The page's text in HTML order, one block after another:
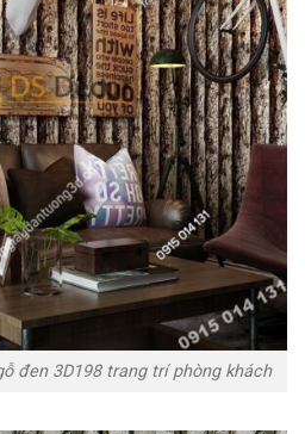
đen 3D198 trang trí phòng khách